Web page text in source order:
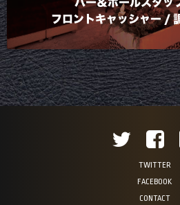
TWITTER
FACEBOOK
CONTACT